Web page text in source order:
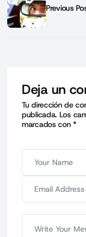
Previous
Deja un
Tu dirección de
publicada. Los
marcados con*